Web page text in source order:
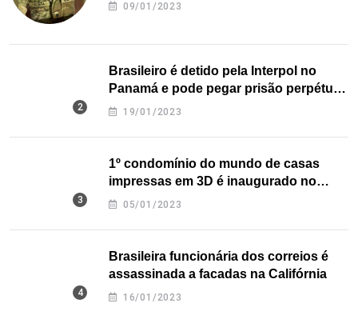
09/01/2023
Brasileiro é detido pela Interpol no
Panamá e pode pegar prisão perpétua
nos EUA
19/01/2023
1º condomínio do mundo de casas
impressas em 3D é inaugurado no
Texas
05/01/2023
Brasileira funcionária dos correios é
assassinada a facadas na Califórnia
16/01/2023